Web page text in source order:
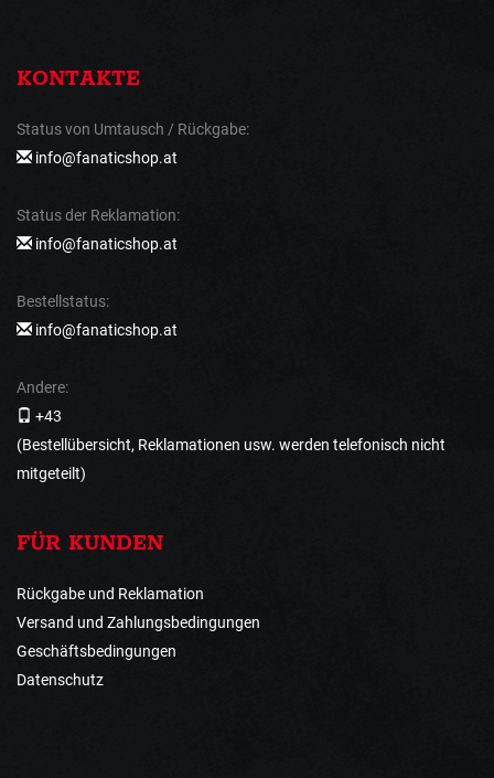
KONTAKTE
Status von Umtausch / Rückgabe:
info@fanaticshop.at
Status der Reklamation:
info@fanaticshop.at
Bestellstatus:
info@fanaticshop.at
Andere:
+43
(Bestellübersicht, Reklamationen usw. werden telefonisch nicht
mitgeteilt)
FÜR KUNDEN
Rückgabe und Reklamation
Versand und Zahlungsbedingungen
Geschäftsbedingungen
Datenschutz